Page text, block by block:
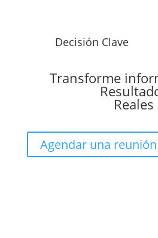
Decisión Clave
Transforme
Reales
Agendar una reunión